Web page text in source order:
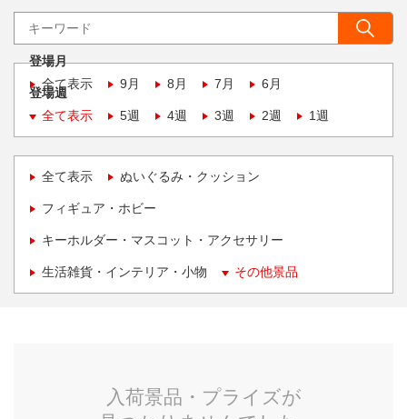
登場月
全て表示
9月 8月 7月 6月
登場週
全て表示
5週 4週 3週 2週 1週
全て表示 ぬいぐるみ・クッション
フィギュア・ホビー
キーホルダー・マスコット・アクセサリー
生活雑貨・インテリア・小物 その他景品